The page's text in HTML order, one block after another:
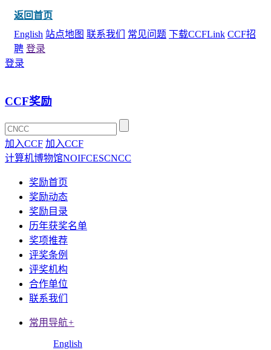
返回首页
English 站点地图 联系我们 常见问题 下载CCFLink CCF招
聘 登录
登录
CCF奖励
加入CCF 加入CCF
计算机博物馆NOIFCESCNCC
奖励首页
奖励动态
奖励目录
历年获奖名单
奖项推荐
评奖条例
评奖机构
合作单位
联系我们
常用导航+
English